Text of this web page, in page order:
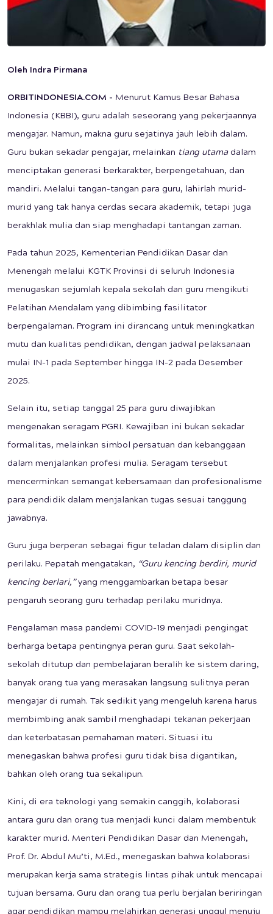
Oleh Indra Pirmana
ORBITINDONESIA.COM - Menurut Kamus Besar Bahasa
Indonesia (KBBI), guru adalah seseorang yang pekerjaannya
mengajar. Namun, makna guru sejatinya jauh lebih dalam.
Guru bukan sekadar pengajar, melainkan tiang utamadalam
menciptakan generasi berkarakter, berpengetahuan, dan
mandiri. Melalui tangan-tangan para guru, lahirlah murid-
murid yang tak hanya cerdas secara akademik, tetapi juga
berakhlak mulia dan siap menghadapi tantangan zaman.
Pada tahun 2025, Kementerian Pendidikan Dasar dan
Menengah melalui KGTK Provinsi di seluruh Indonesia
menugaskan sejumlah kepala sekolah dan guru mengikuti
Pelatihan Mendalam yang dibimbing fasilitator
berpengalaman. Program ini dirancang untuk meningkatkan
mutu dan kualitas pendidikan, dengan jadwal pelaksanaan
mulai IN-1 pada September hingga IN-2 pada Desember
2025.
Selain itu, setiap tanggal 25 para guru diwajibkan
mengenakan seragam PGRI. Kewajiban ini bukan sekadar
formalitas, melainkan simbol persatuan dan kebanggaan
dalam menjalankan profesi mulia. Seragam tersebut
mencerminkan semangat kebersamaan dan profesionalisme
para pendidik dalam menjalankan tugas sesuai tanggung
jawabnya.
Guru juga berperan sebagai figur teladan dalam disiplin dan
perilaku. Pepatah mengatakan, “Guru kencing berdiri, murid
kencing berlari,”yang menggambarkan betapa besar
pengaruh seorang guru terhadap perilaku muridnya.
Pengalaman masa pandemi COVID-19 menjadi pengingat
berharga betapa pentingnya peran guru. Saat sekolah-
sekolah ditutup dan pembelajaran beralih ke sistem daring,
banyak orang tua yang merasakan langsung sulitnya peran
mengajar di rumah. Tak sedikit yang mengeluh karena harus
membimbing anak sambil menghadapi tekanan pekerjaan
dan keterbatasan pemahaman materi. Situasi itu
menegaskan bahwa profesi guru tidak bisa digantikan,
bahkan oleh orang tua sekalipun.
Kini, di era teknologi yang semakin canggih, kolaborasi
antara guru dan orang tua menjadi kunci dalam membentuk
karakter murid. Menteri Pendidikan Dasar dan Menengah,
Prof. Dr. Abdul Mu’ti, M.Ed., menegaskan bahwa kolaborasi
merupakan kerja sama strategis lintas pihak untuk mencapai
tujuan bersama. Guru dan orang tua perlu berjalan beriringan
agar pendidikan mampu melahirkan generasi unggul menuju